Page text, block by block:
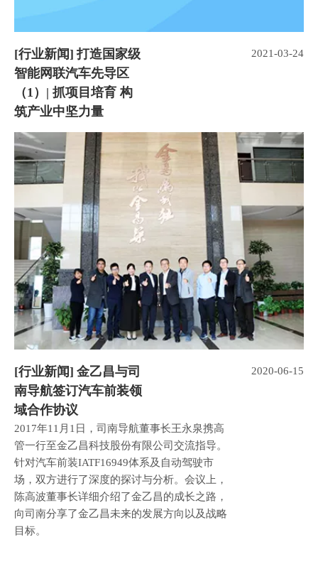
[行业新闻] 打造国家级
智能网联汽车先导区
（1）| 抓项目培育 构
筑产业中坚力量
2021-03-24
[行业新闻] 金乙昌与司
南导航签订汽车前装领
域合作协议
2017年11月1日，司南导航董事长王永泉携高
管一行至金乙昌科技股份有限公司交流指导。
针对汽车前装IATF16949体系及自动驾驶市
场，双方进行了深度的探讨与分析。会议上，
陈高波董事长详细介绍了金乙昌的成长之路，
向司南分享了金乙昌未来的发展方向以及战略
目标。
2020-06-15